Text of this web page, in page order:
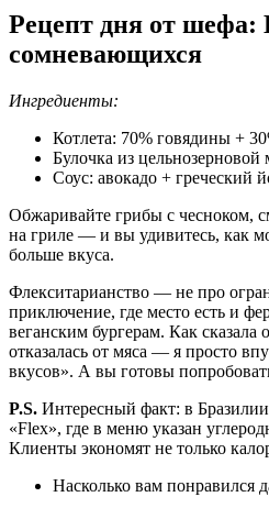
Рецепт дня от шефа:
сомневающихся
Ингредиенты:
Котлета: 70% говядины +
Булочка из цельнозерновой
Соус: авокадо + греческий
Обжаривайте грибы с чесноком,
на гриле — и вы удивитесь, как
больше вкуса.
Флекситарианство — не про
приключение, где место есть и
веганским бургерам. Как сказала
отказалась от мяса — я просто
вкусов». А вы готовы
P.S. Интересный факт: в Бразилии
«Flex», где в меню указан
Клиенты экономят не только
Насколько вам понравился